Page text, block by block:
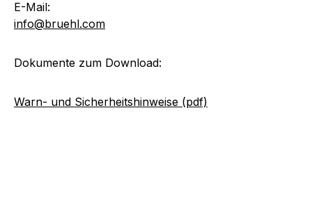
E-Mail:
info@bruehl.com
Dokumente zum Download:
Warn- und Sicherheitshinweise (pdf)